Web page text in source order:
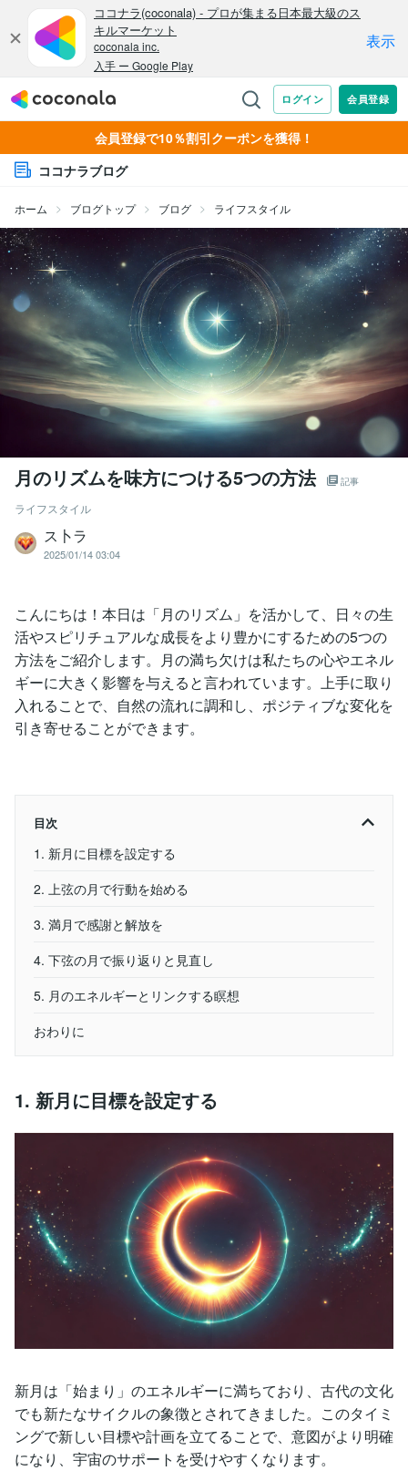
会員登録で10％割引クーポンを獲得！
ココナラブログ
ホーム ブログトップ ブログ ライフスタイル
月のリズムを味方につける5つの方法 記事
ライフスタイル
ス卜ラ
2025/01/14 03:04
こんにちは！本日は「月のリズム」を活かして、日々の生
活やスピリチュアルな成長をより豊かにするための5つの
方法をご紹介します。月の満ち欠けは私たちの心やエネル
ギーに大きく影響を与えると言われています。上手に取り
入れることで、自然の流れに調和し、ポジティブな変化を
引き寄せることができます。
目次
1. 新月に目標を設定する
2. 上弦の月で行動を始める
3. 満月で感謝と解放を
4. 下弦の月で振り返りと見直し
5. 月のエネルギーとリンクする瞑想
おわりに
1. 新月に目標を設定する
新月は「始まり」のエネルギーに満ちており、古代の文化
でも新たなサイクルの象徴とされてきました。このタイミ
ングで新しい目標や計画を立てることで、意図がより明確
になり、宇宙のサポートを受けやすくなります。